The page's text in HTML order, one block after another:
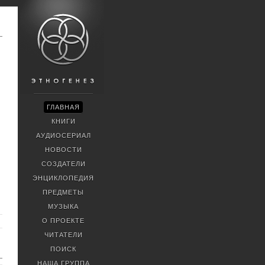
ГЛАВНАЯ
КНИГИ
АУДИОСЕРИАЛ
НОВОСТИ
СОЗДАТЕЛИ
ЭНЦИКЛОПЕДИЯ
ПРЕДМЕТЫ
МУЗЫКА
О ПРОЕКТЕ
ЧИТАТЕЛИ
ПОИСК
НАША ГРУППА